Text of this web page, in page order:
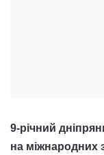
9-річний
на міжнародних